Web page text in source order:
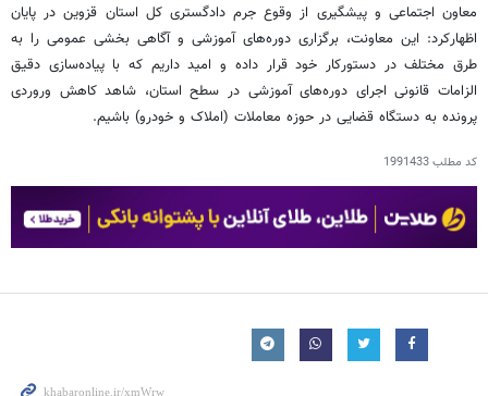
معاون اجتماعی و پیشگیری از وقوع جرم دادگستری کل استان قزوین در پایان
اظهارکرد: این معاونت، برگزاری دوره‌های آموزشی و آگاهی بخشی عمومی را به
طرق مختلف در دستورکار خود قرار داده و امید داریم که با پیاده‌سازی دقیق
الزامات قانونی اجرای دوره‌های آموزشی در سطح استان، شاهد کاهش وروردی
پرونده به دستگاه قضایی در حوزه معاملات (املاک و خودرو) باشیم.
کد مطلب1991433